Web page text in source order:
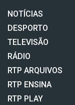
NOTÍCIAS
DESPORTO
TELEVISÃO
RÁDIO
RTP ARQUIVOS
RTP ENSINA
RTP PLAY